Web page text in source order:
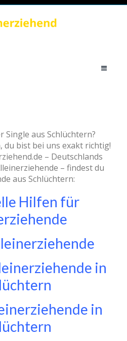
registrieren!
Single aus Schlüchtern?
du bist bei uns exakt richtig!
– Deutschlands
– findest du
aus Schlüchtern:
Hilfen für
in
in